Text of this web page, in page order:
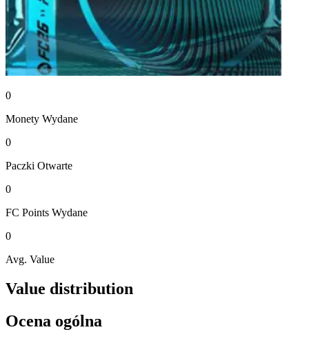
0
Monety Wydane
0
Paczki Otwarte
0
FC Points Wydane
0
Avg. Value
Value distribution
Ocena ogólna